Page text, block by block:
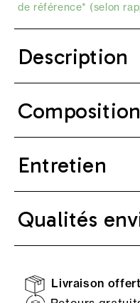
de référence* (selon
Description
Composition
Entretien
Qualités
Livraison